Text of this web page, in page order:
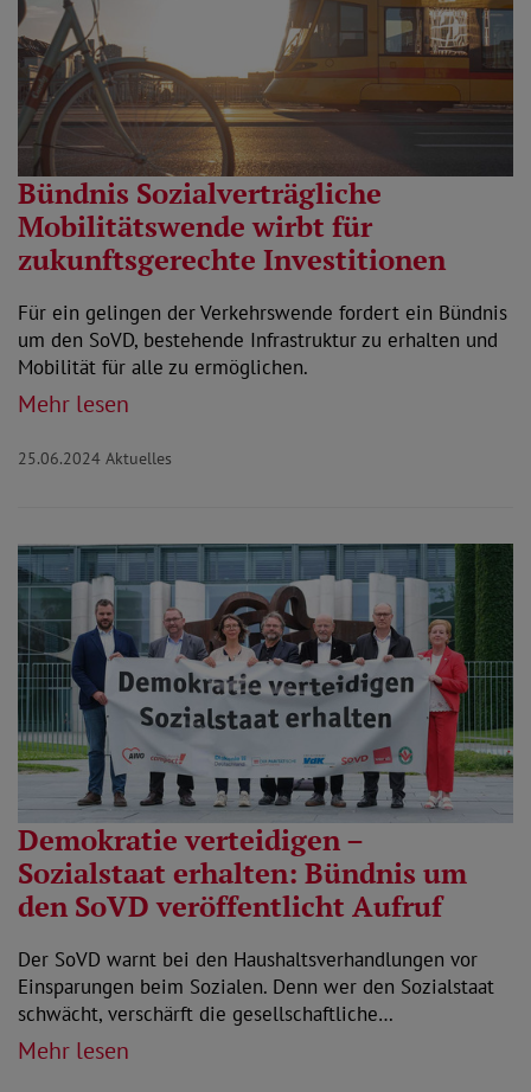
Bündnis Sozialverträgliche
Mobilitätswende wirbt für
zukunftsgerechte Investitionen
Für ein gelingen der Verkehrswende fordert ein Bündnis
um den SoVD, bestehende Infrastruktur zu erhalten und
Mobilität für alle zu ermöglichen.
Mehr lesen
25.06.2024 Aktuelles
Demokratie verteidigen –
Sozialstaat erhalten: Bündnis um
den SoVD veröffentlicht Aufruf
Der SoVD warnt bei den Haushaltsverhandlungen vor
Einsparungen beim Sozialen. Denn wer den Sozialstaat
schwächt, verschärft die gesellschaftliche…
Mehr lesen